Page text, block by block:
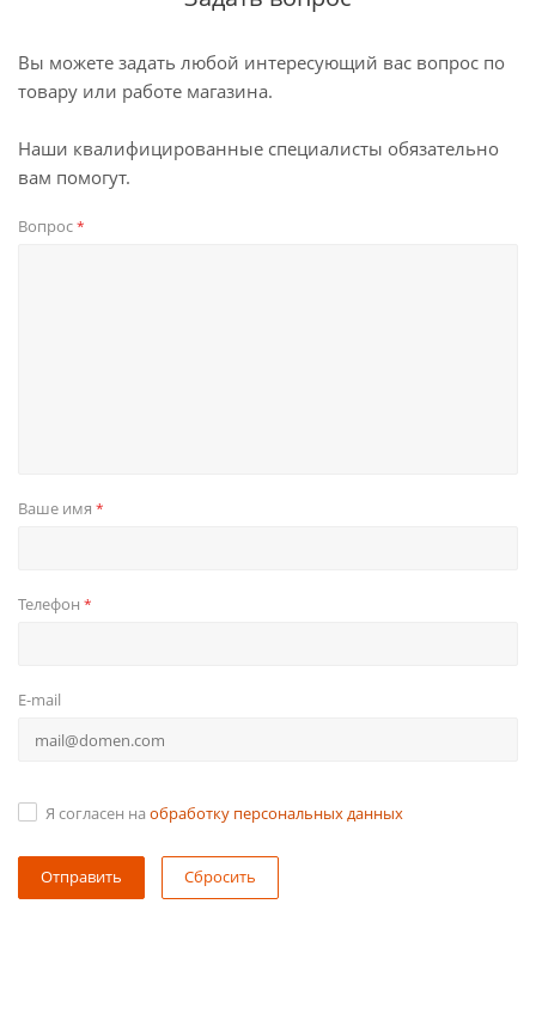
Вы можете задать любой интересующий вас вопрос по
товару или работе магазина.
Наши квалифицированные специалисты обязательно
вам помогут.
Вопрос*
Ваше имя *
Телефон *
E-mail
Я согласен на обработку персональных данных
Сбросить